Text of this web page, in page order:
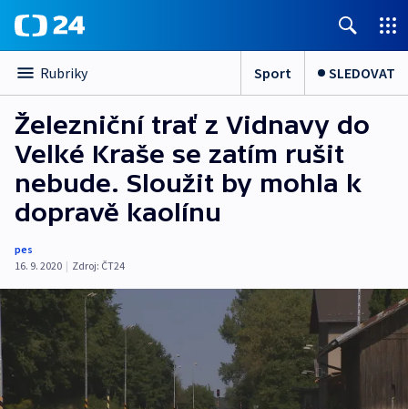
Rubriky Sport SLEDOVAT
Železniční trať z Vidnavy do
Velké Kraše se zatím rušit
nebude. Sloužit by mohla k
dopravě kaolínu
pes
16. 9. 2020 | Zdroj: ČT24